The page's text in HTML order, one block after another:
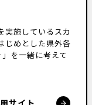
実施しているスカ
じめとした県外各
」を一緒に考えて